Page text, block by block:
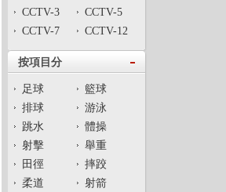
CCTV-3
CCTV-5
CCTV-7
CCTV-12
按項目分
足球
籃球
排球
游泳
跳水
體操
射擊
舉重
田徑
摔跤
柔道
射箭